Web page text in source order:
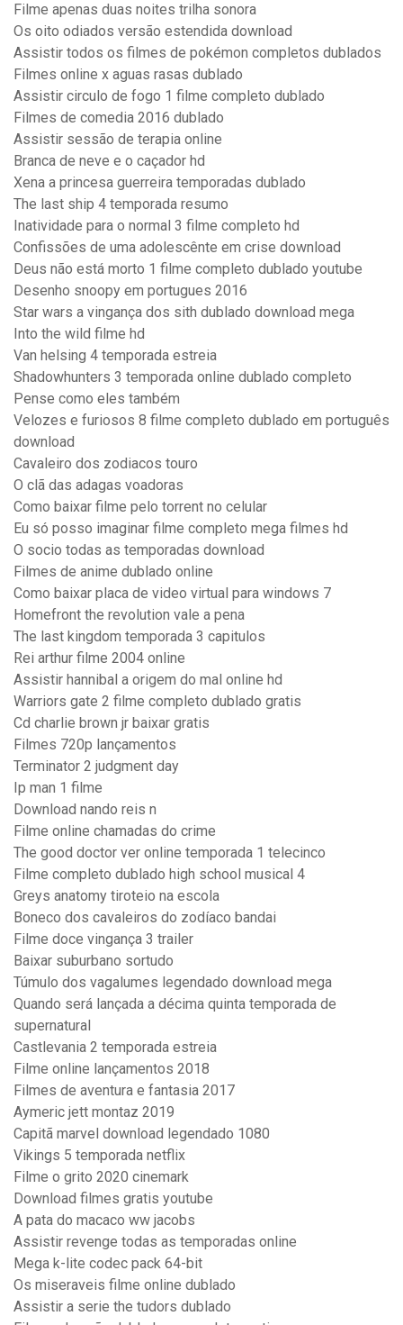
Filme apenas duas noites trilha sonora
Os oito odiados versão estendida download
Assistir todos os filmes de pokémon completos dublados
Filmes online x aguas rasas dublado
Assistir circulo de fogo 1 filme completo dublado
Filmes de comedia 2016 dublado
Assistir sessão de terapia online
Branca de neve e o caçador hd
Xena a princesa guerreira temporadas dublado
The last ship 4 temporada resumo
Inatividade para o normal 3 filme completo hd
Confissões de uma adolescênte em crise download
Deus não está morto 1 filme completo dublado youtube
Desenho snoopy em portugues 2016
Star wars a vingança dos sith dublado download mega
Into the wild filme hd
Van helsing 4 temporada estreia
Shadowhunters 3 temporada online dublado completo
Pense como eles também
Velozes e furiosos 8 filme completo dublado em português
download
Cavaleiro dos zodiacos touro
O clã das adagas voadoras
Como baixar filme pelo torrent no celular
Eu só posso imaginar filme completo mega filmes hd
O socio todas as temporadas download
Filmes de anime dublado online
Como baixar placa de video virtual para windows 7
Homefront the revolution vale a pena
The last kingdom temporada 3 capitulos
Rei arthur filme 2004 online
Assistir hannibal a origem do mal online hd
Warriors gate 2 filme completo dublado gratis
Cd charlie brown jr baixar gratis
Filmes 720p lançamentos
Terminator 2 judgment day
Ip man 1 filme
Download nando reis n
Filme online chamadas do crime
The good doctor ver online temporada 1 telecinco
Filme completo dublado high school musical 4
Greys anatomy tiroteio na escola
Boneco dos cavaleiros do zodíaco bandai
Filme doce vingança 3 trailer
Baixar suburbano sortudo
Túmulo dos vagalumes legendado download mega
Quando será lançada a décima quinta temporada de
supernatural
Castlevania 2 temporada estreia
Filme online lançamentos 2018
Filmes de aventura e fantasia 2017
Aymeric jett montaz 2019
Capitã marvel download legendado 1080
Vikings 5 temporada netflix
Filme o grito 2020 cinemark
Download filmes gratis youtube
A pata do macaco ww jacobs
Assistir revenge todas as temporadas online
Mega k-lite codec pack 64-bit
Os miseraveis filme online dublado
Assistir a serie the tudors dublado